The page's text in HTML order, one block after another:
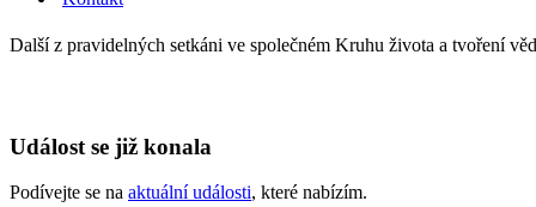
Další z pravidelných setkáni ve společném Kruhu života a tvoření
Událost se již konala
Podívejte se na aktuální události, které nabízím.